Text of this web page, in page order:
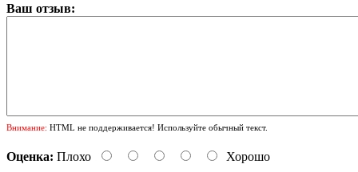
Ваш отзыв:
Внимание: HTML не поддерживается! Используйте обычный текст.
Оценка: Плохо Хорошо